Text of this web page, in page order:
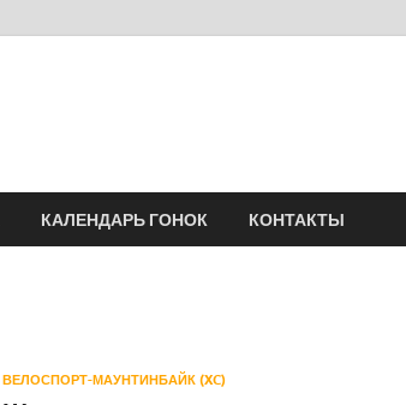
КАЛЕНДАРЬ ГОНОК КОНТАКТЫ
ВЕЛОСПОРТ-МАУНТИНБАЙК (XC)